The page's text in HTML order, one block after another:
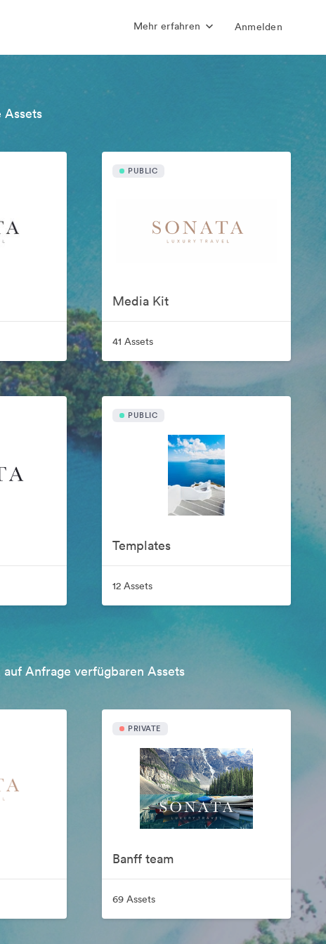
Mehr erfahren Anmelden
PUBLIC
Media Kit
41 Assets
PUBLIC
Templates
12 Assets
Anfrage verfügbaren Assets
PRIVATE
Banff team
69 Assets